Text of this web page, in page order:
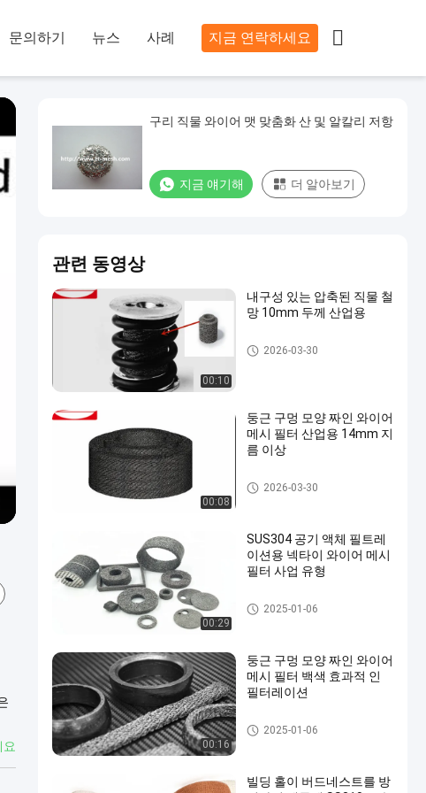
문의하기 뉴스 사례 지금 연락하세요 
구리 직물 와이어 맷 맞춤화 산 및 알칼리 저항
지금 얘기해 더 알아보기
관련 동영상
00:10
내구성 있는 압축된 직물 철
망 10mm 두께 산업용
니트 그물 망 필터
2026-03-30
00:08
둥근 구멍 모양 짜인 와이어
메시 필터 산업용 14mm 지
름 이상
니트 그물 망 필터
2026-03-30
00:29
SUS304 공기 액체 필트레
이션용 넥타이 와이어 메시
필터 사업 유형
니트 그물 망 필터
2025-01-06
00:16
둥근 구멍 모양 짜인 와이어
메시 필터 백색 효과적 인
필터레이션
니트 그물 망 필터
2025-01-06
빌딩 홀이 버드네스트를 방